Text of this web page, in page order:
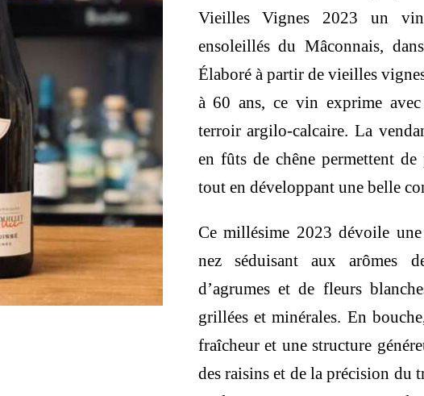
Vieilles Vignes 2023 un
ensoleillés du Mâconnais,
Élaboré à partir de vieilles
à 60 ans, ce vin exprime
terroir argilo-calcaire. La
en fûts de chêne permettent
tout en développant une belle
Ce millésime 2023 dévoile
nez séduisant aux arômes
d’agrumes et de fleurs
grillées et minérales. En
fraîcheur et une structure
des raisins et de la précision du